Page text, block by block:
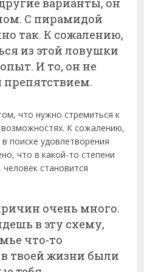
С пирамидой
так. К сожалению,
из этой ловушки
И то, он не
препятствием.
что нужно стремиться к
К сожалению,
поиске удовлетворения
что в какой-то степени
становится
очень много.
в эту схему,
что-то
твоей жизни были